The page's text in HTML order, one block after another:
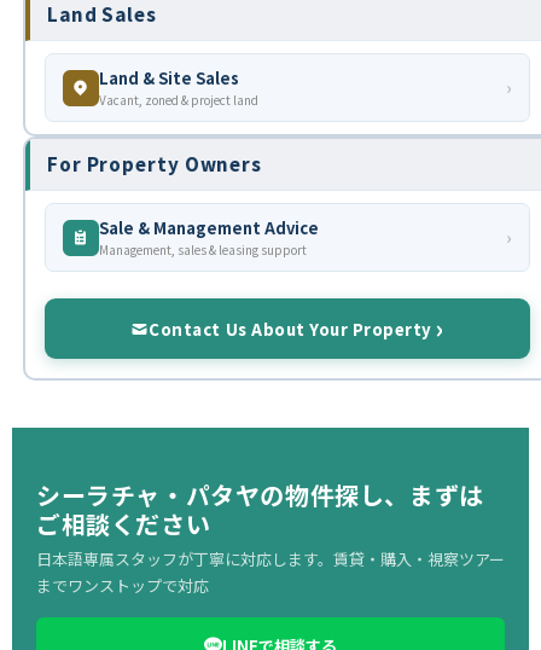
Land Sales
Land & Site Sales
Vacant, zoned & project land
›
For Property Owners
Sale & Management Advice
Management, sales & leasing support
›
Contact Us About Your Property
シーラチャ・パタヤの物件探し、まずは
ご相談ください
日本語専属スタッフが丁寧に対応します。賃貸・購入・視察ツアー
までワンストップで対応
LINEで相談する